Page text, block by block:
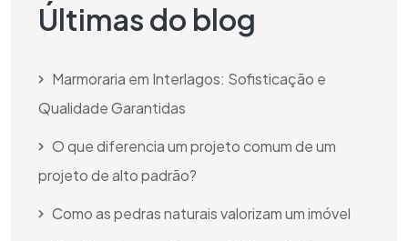
Últimas do blog
Marmoraria em Interlagos: Sofisticação e
Qualidade Garantidas
O que diferencia um projeto comum de um
projeto de alto padrão?
Como as pedras naturais valorizam um imóvel